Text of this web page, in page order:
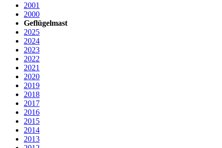
2001
2000
Geflügelmast
2025
2024
2023
2022
2021
2020
2019
2018
2017
2016
2015
2014
2013